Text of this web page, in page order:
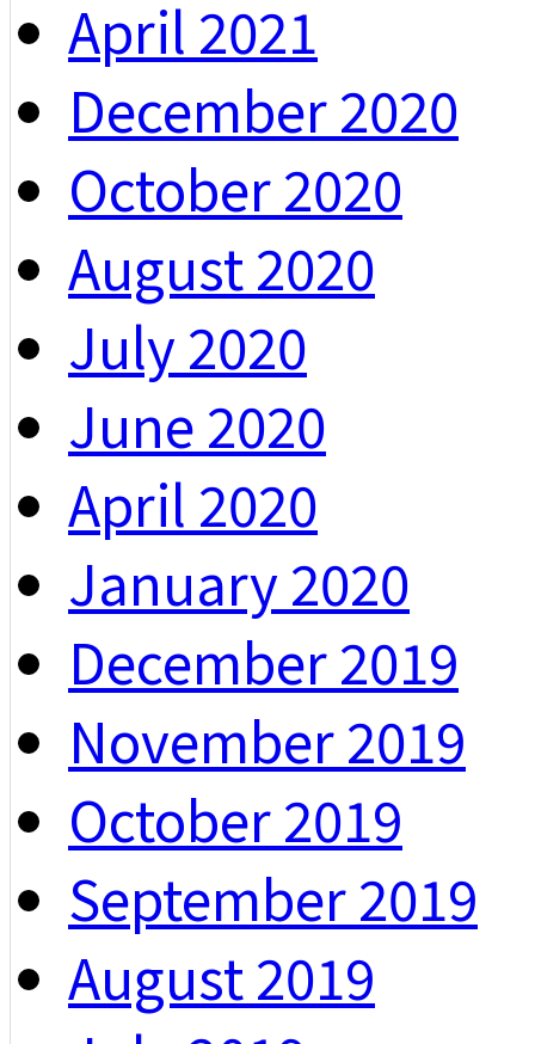
April 2021
December 2020
October 2020
August 2020
July 2020
June 2020
April 2020
January 2020
December 2019
November 2019
October 2019
September 2019
August 2019